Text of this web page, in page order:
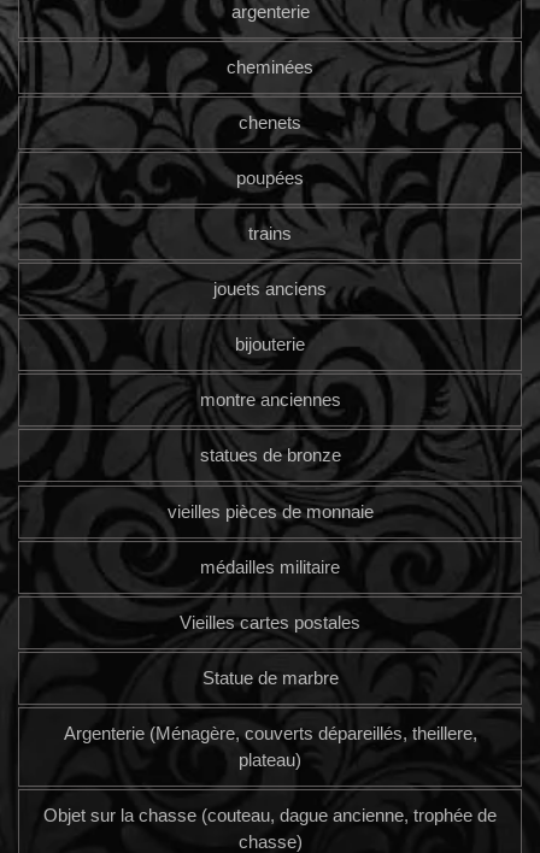
argenterie
cheminées
chenets
poupées
trains
jouets anciens
bijouterie
montre anciennes
statues de bronze
vieilles pièces de monnaie
médailles militaire
Vieilles cartes postales
Statue de marbre
Argenterie (Ménagère, couverts dépareillés, theillere,
plateau)
Objet sur la chasse (couteau, dague ancienne, trophée de
chasse)